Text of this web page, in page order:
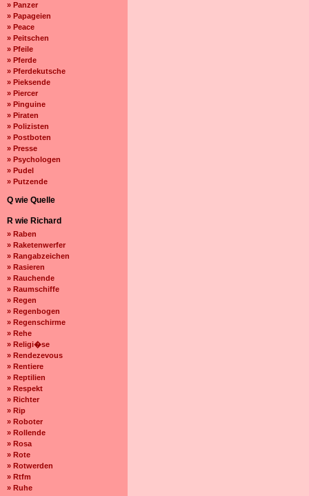
» Panzer
» Papageien
» Peace
» Peitschen
» Pfeile
» Pferde
» Pferdekutsche
» Pieksende
» Piercer
» Pinguine
» Piraten
» Polizisten
» Postboten
» Presse
» Psychologen
» Pudel
» Putzende
Q wie Quelle
R wie Richard
» Raben
» Raketenwerfer
» Rangabzeichen
» Rasieren
» Rauchende
» Raumschiffe
» Regen
» Regenbogen
» Regenschirme
» Rehe
» Religi�se
» Rendezevous
» Rentiere
» Reptilien
» Respekt
» Richter
» Rip
» Roboter
» Rollende
» Rosa
» Rote
» Rotwerden
» Rtfm
» Ruhe